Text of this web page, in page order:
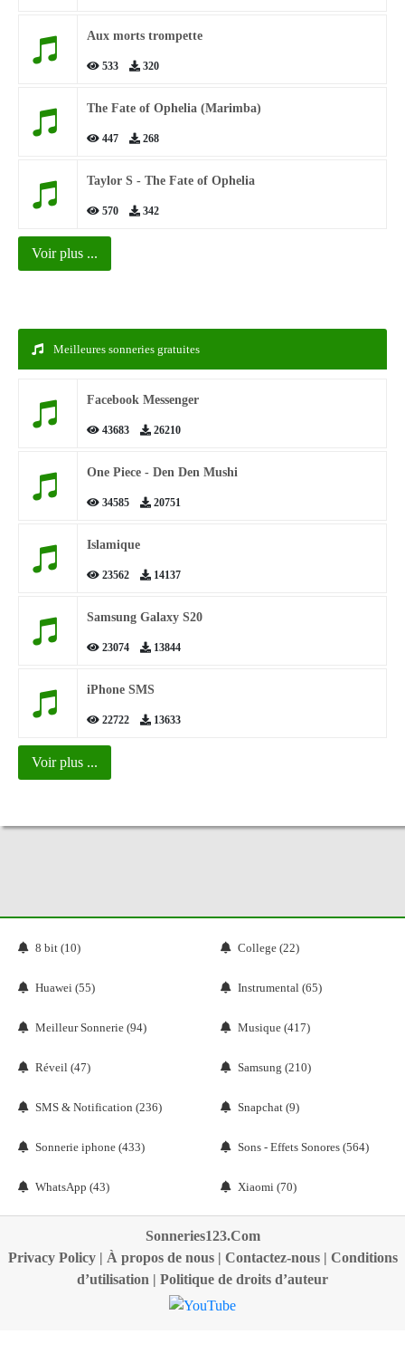
Aux morts trompette
533 320
The Fate of Ophelia (Marimba)
447 268
Taylor S - The Fate of Ophelia
570 342
Voir plus ...
Meilleures sonneries gratuites
Facebook Messenger
43683 26210
One Piece - Den Den Mushi
34585 20751
Islamique
23562 14137
Samsung Galaxy S20
23074 13844
iPhone SMS
22722 13633
Voir plus ...
8 bit (10) College (22)
Huawei (55) Instrumental (65)
Meilleur Sonnerie (94) Musique (417)
Réveil (47) Samsung (210)
SMS & Notification (236) Snapchat (9)
Sonnerie iphone (433) Sons - Effets Sonores (564)
WhatsApp (43) Xiaomi (70)
Sonneries123.Com
Privacy Policy| À propos de nous| Contactez-nous| Conditions
d’utilisation | Politique de droits d’auteur